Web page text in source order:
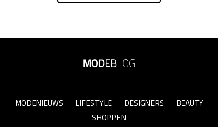
MODENIEUWS LIFESTYLE DESIGNERS
BEAUTY
SHOPPEN